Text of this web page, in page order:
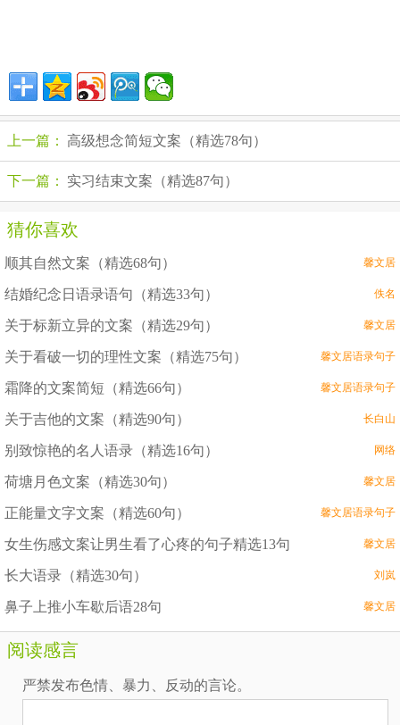
上一篇： 高级想念简短文案（精选78句）
下一篇： 实习结束文案（精选87句）
猜你喜欢
顺其自然文案（精选68句） 馨文居
结婚纪念日语录语句（精选33句） 佚名
关于标新立异的文案（精选29句） 馨文居
关于看破一切的理性文案（精选75句） 馨文居语录句子
霜降的文案简短（精选66句） 馨文居语录句子
关于吉他的文案（精选90句） 长白山
别致惊艳的名人语录（精选16句） 网络
荷塘月色文案（精选30句） 馨文居
正能量文字文案（精选60句） 馨文居语录句子
女生伤感文案让男生看了心疼的句子精选13句 馨文居
长大语录（精选30句） 刘岚
鼻子上推小车歇后语28句 馨文居
阅读感言
严禁发布色情、暴力、反动的言论。